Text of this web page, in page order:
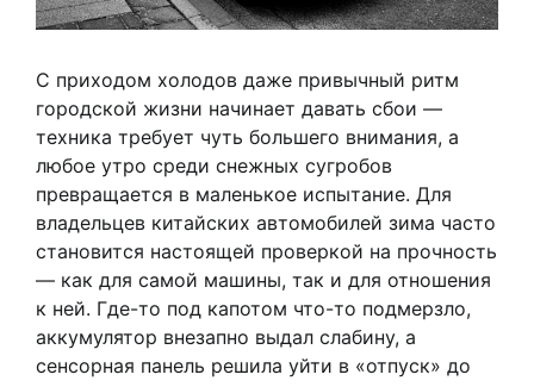
С приходом холодов даже привычный ритм
городской жизни начинает давать сбои —
техника требует чуть большего внимания, а
любое утро среди снежных сугробов
превращается в маленькое испытание. Для
владельцев китайских автомобилей зима часто
становится настоящей проверкой на прочность
— как для самой машины, так и для отношения
к ней. Где-то под капотом что-то подмерзло,
аккумулятор внезапно выдал слабину, а
сенсорная панель решила уйти в «отпуск» до